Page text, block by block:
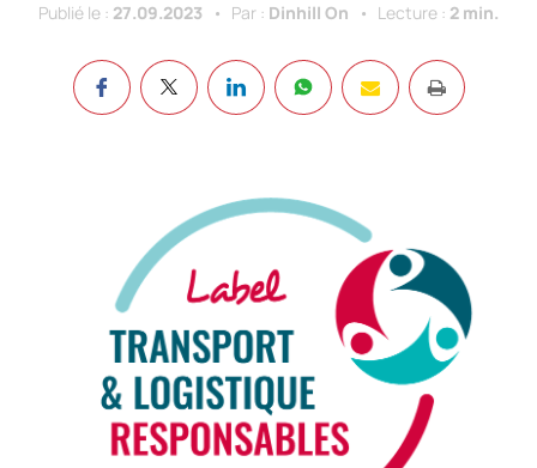
Publié le : 27.09.2023 Par : Dinhill On Lecture : 2 min.